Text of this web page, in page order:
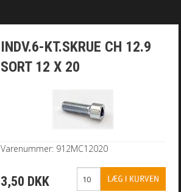
INDV.6-KT.SKRUE CH 12.9
SORT 12 X 20
Varenummer: 912MC12020
3,50 DKK